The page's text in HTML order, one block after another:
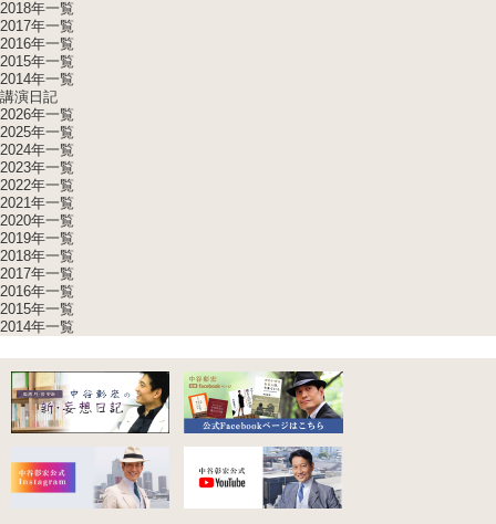
2018年一覧
2017年一覧
2016年一覧
2015年一覧
2014年一覧
講演日記
2026年一覧
2025年一覧
2024年一覧
2023年一覧
2022年一覧
2021年一覧
2020年一覧
2019年一覧
2018年一覧
2017年一覧
2016年一覧
2015年一覧
2014年一覧